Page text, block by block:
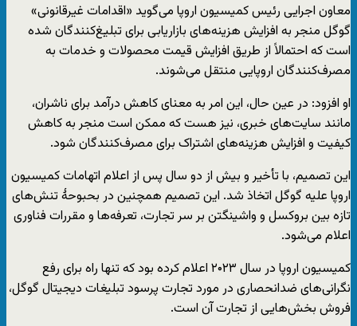
معاون اجرایی رئیس کمیسیون اروپا می‌گوید «اقدامات غیرقانونی»
گوگل منجر به افزایش هزینه‌های بازاریابی برای تبلیغ‌کنندگان شده
است که احتمالاً از طریق افزایش قیمت محصولات و خدمات به
مصرف‌کنندگان اروپایی منتقل می‌شوند.
او افزود: در عین حال، این امر به معنای کاهش درآمد برای ناشران،
مانند سایت‌های خبری، نیز هست که ممکن است منجر به کاهش
کیفیت و افزایش هزینه‌های اشتراک برای مصرف‌کنندگان شود.
این تصمیم، با تأخیر و بیش از دو سال پس از اعلام اتهامات کمیسیون
اروپا علیه گوگل اتخاذ شد. این تصمیم همچنین در بحبوحهٔ تنش‌های
تازه بین بروکسل و واشینگتن بر سر تجارت، تعرفه‌ها و مقررات فناوری
اعلام می‌شود.
کمیسیون اروپا در سال ۲۰۲۳ اعلام کرده بود که تنها راه برای رفع
نگرانی‌های ضدانحصاری در مورد تجارت پرسود تبلیغات دیجیتال گوگل،
فروش بخش‌هایی از تجارت آن است.